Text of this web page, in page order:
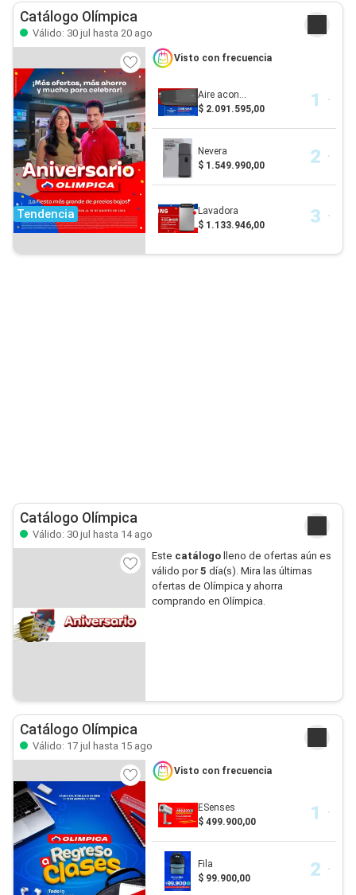
Catálogo Olímpica
Válido: 30 jul hasta 20 ago
Tendencia
Visto con frecuencia
Aire acon...
$ 2.091.595,00
Nevera
$ 1.549.990,00
Lavadora
$ 1.133.946,00
Catálogo Olímpica
Válido: 30 jul hasta 14 ago
Este catálogolleno de ofertas aún es
válido por5 día(s). Mira las últimas
ofertas de Olímpica y ahorra
comprando en Olímpica.
Catálogo Olímpica
Válido: 17 jul hasta 15 ago
Visto con frecuencia
ESenses
$ 499.900,00
Fila
$ 99.900,00